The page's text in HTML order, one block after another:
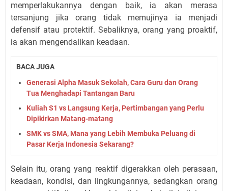
memperlakukannya dengan baik, ia akan merasa
tersanjung jika orang tidak memujinya ia menjadi
defensif atau protektif. Sebaliknya, orang yang proaktif,
ia akan mengendalikan keadaan.
BACA JUGA
Generasi Alpha Masuk Sekolah, Cara Guru dan Orang
Tua Menghadapi Tantangan Baru
Kuliah S1 vs Langsung Kerja, Pertimbangan yang Perlu
Dipikirkan Matang-matang
SMK vs SMA, Mana yang Lebih Membuka Peluang di
Pasar Kerja Indonesia Sekarang?
Selain itu, orang yang reaktif digerakkan oleh perasaan,
keadaan, kondisi, dan lingkungannya, sedangkan orang